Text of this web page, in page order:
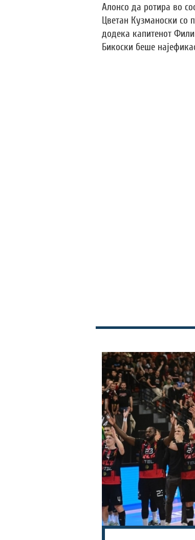
Алонсо да ротира во
Цветан Кузманоски со
додека капитенот
Бикоски беше